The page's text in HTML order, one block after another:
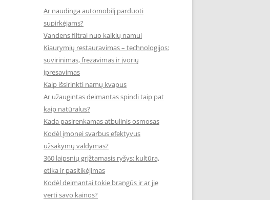
Ar naudinga automobilį parduoti
supirkėjams?
Vandens filtrai nuo kalkių namui
Kiaurymių restauravimas – technologijos:
suvirinimas, frezavimas ir įvorių
įpresavimas
Kaip išsirinkti namų kvapus
Ar užaugintas deimantas spindi taip pat
kaip natūralus?
Kada pasirenkamas atbulinis osmosas
Kodėl įmonei svarbus efektyvus
užsakymų valdymas?
360 laipsnių grįžtamasis ryšys: kultūra,
etika ir pasitikėjimas
Kodėl deimantai tokie brangūs ir ar jie
verti savo kainos?